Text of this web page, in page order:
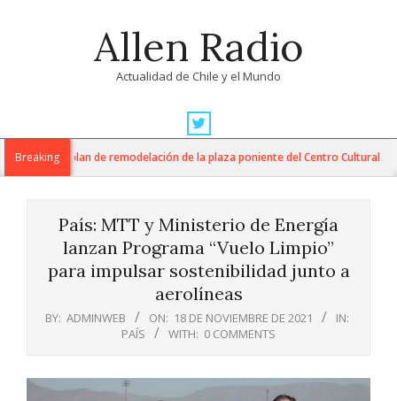
Allen Radio
Actualidad de Chile y el Mundo
Navigation
MenuBreaking
inician plan de remodelación de la plaza poniente del Centro Cultural
País: MTT y Ministerio de Energía
lanzan Programa “Vuelo Limpio”
para impulsar sostenibilidad junto a
aerolíneas
BY: ADMINWEB ON: 18 DE NOVIEMBRE DE 2021
IN:
PAÍS
WITH: 0 COMMENTS